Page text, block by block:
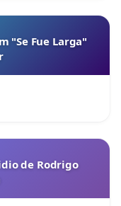
"Se Fue Larga"
de Rodrigo